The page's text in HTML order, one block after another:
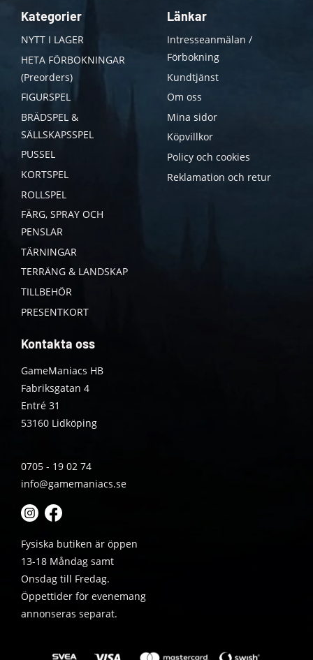
Kategorier
NYTT I LAGER
HETA FÖRBOKNINGAR
(Preorders)
FIGURSPEL
BRÄDSPEL &
SÄLLSKAPSSPEL
PUSSEL
KORTSPEL
ROLLSPEL
FÄRG, SPRAY OCH
PENSLAR
TÄRNINGAR
TERRÄNG & LANDSKAP
TILLBEHÖR
PRESENTKORT
Länkar
Intresseanmälan /
Förbokning
Kundtjänst
Om oss
Mina sidor
Köpvillkor
Policy och cookies
Reklamation och retur
Kontakta oss
GameManiacs HB
Fabriksgatan 4
Entré 31
53160 Lidköping
0705 - 19 02 74
info@gamemaniacs.se
Fysiska butiken är öppen
13-18 Måndag samt
Onsdag till Fredag.
Öppettider för evenemang
annonseras separat.